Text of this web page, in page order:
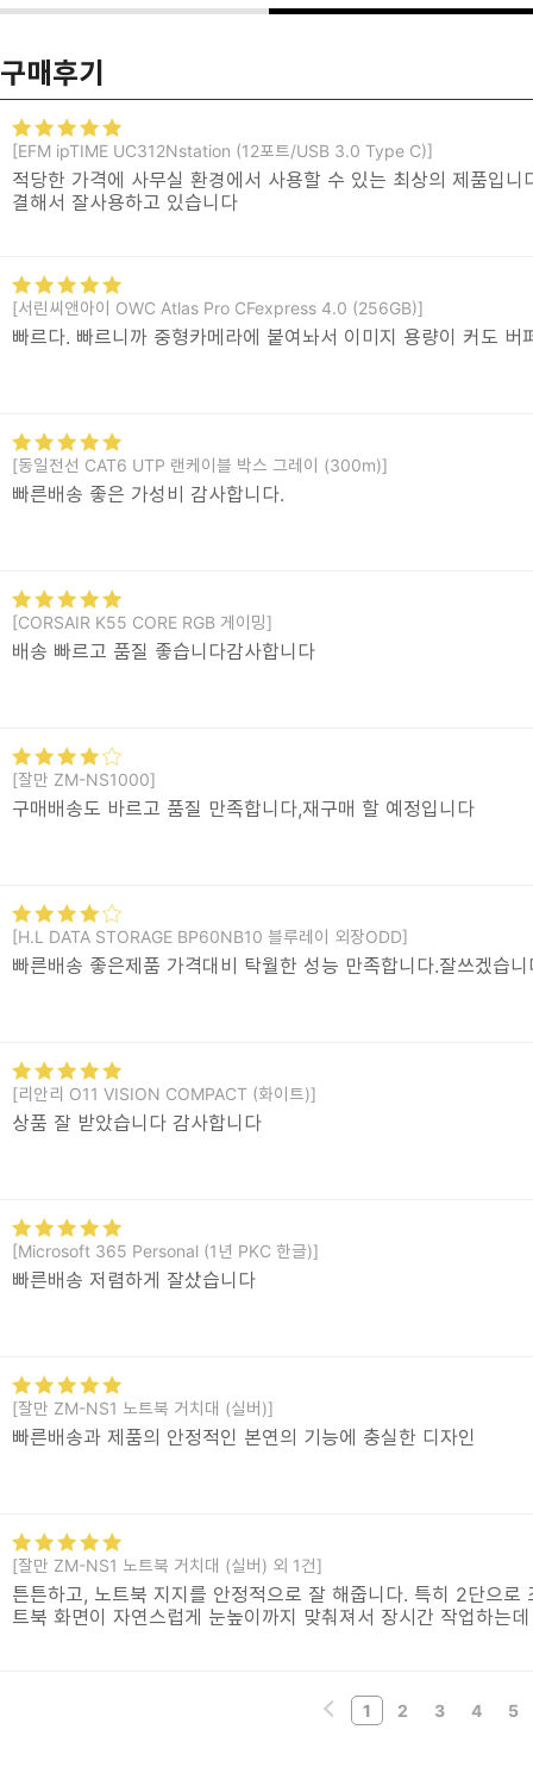
구매후기
[EFM ipTIME UC312Nstation (12포트/USB 3.0 Type C)]
적당한 가격에 사무실 환경에서 사용할 수 있는 최상의 제품입
결해서 잘사용하고 있습니다
[서린씨앤아이 OWC Atlas Pro CFexpress 4.0 (256GB)]
빠르다. 빠르니까 중형카메라에 붙여놔서 이미지 용량이 커도 버
[동일전선 CAT6 UTP 랜케이블 박스 그레이 (300m)]
빠른배송 좋은 가성비 감사합니다.
[CORSAIR K55 CORE RGB 게이밍]
배송 빠르고 품질 좋습니다감사합니다
[잘만 ZM-NS1000]
구매배송도 바르고 품질 만족합니다,재구매 할 예정입니다
[H.L DATA STORAGE BP60NB10 블루레이 외장ODD]
빠른배송 좋은제품 가격대비 탁월한 성능 만족합니다.잘쓰겠습니
[리안리 O11 VISION COMPACT (화이트)]
상품 잘 받았습니다 감사합니다
[Microsoft 365 Personal (1년 PKC 한글)]
빠른배송 저렴하게 잘샀습니다
[잘만 ZM-NS1 노트북 거치대 (실버)]
빠른배송과 제품의 안정적인 본연의 기능에 충실한 디자인
[잘만 ZM-NS1 노트북 거치대 (실버) 외 1건]
튼튼하고, 노트북 지지를 안정적으로 잘 해줍니다. 특히 2단으
트북 화면이 자연스럽게 눈높이까지 맞춰져서 장시간 작업하는
1 2 3 4 5